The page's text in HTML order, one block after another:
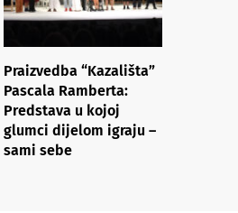
Praizvedba “Kazališta”
Pascala Ramberta:
Predstava u kojoj
glumci dijelom igraju –
sami sebe